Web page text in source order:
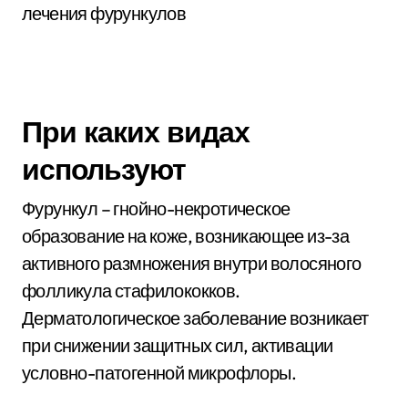
При каких видах
используют
Фурункул – гнойно-некротическое
образование на коже, возникающее из-за
активного размножения внутри волосяного
фолликула стафилококков.
Дерматологическое заболевание возникает
при снижении защитных сил, активации
условно-патогенной микрофлоры.